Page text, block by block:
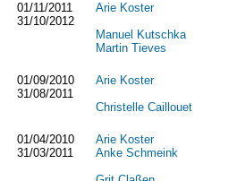
01/11/2011
31/10/2012
Arie Koster
Manuel Kutschka
Martin Tieves
01/09/2010
31/08/2011
Arie Koster
Christelle Caillouet
01/04/2010
31/03/2011
Arie Koster
Anke Schmeink